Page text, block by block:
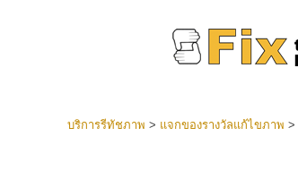
บริการรีทัชภาพ > แจกของรางวัลแก้ไขภาพ >